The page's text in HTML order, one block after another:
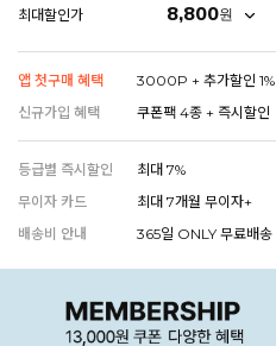
EVERY, SAY
인플루언서 PICK한 지금 꼭 필요한 장마룩!
최대할인가 8,800원
앱 첫구매 혜택 3000P + 추가할인 1%
신규가입 혜택
쿠폰팩 4종 + 즉시할인
등급별 즉시할인
최대 7%
무이자 카드
최대 7개월 무이자+
배송비 안내
365일 ONLY 무료배송